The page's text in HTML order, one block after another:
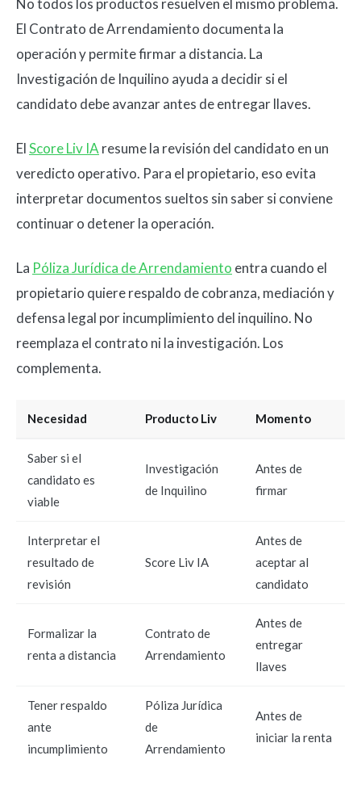
No todos los productos resuelven el mismo problema.
El Contrato de Arrendamiento documenta la
operación y permite firmar a distancia. La
Investigación de Inquilino ayuda a decidir si el
candidato debe avanzar antes de entregar llaves.
ElScore Liv IA resume la revisión del candidato en un
veredicto operativo. Para el propietario, eso evita
interpretar documentos sueltos sin saber si conviene
continuar o detener la operación.
La Póliza Jurídica de Arrendamiento entra cuando el
propietario quiere respaldo de cobranza, mediación y
defensa legal por incumplimiento del inquilino. No
reemplaza el contrato ni la investigación. Los
complementa.
Necesidad Producto Liv Momento
Saber si el
candidato es
viable
Investigación
de Inquilino
Antes de
firmar
Interpretar el
resultado de
revisión
Score Liv IA
Antes de
aceptar al
candidato
Formalizar la
renta a distancia
Contrato de
Arrendamiento
Antes de
entregar
llaves
Tener respaldo
ante
incumplimiento
Póliza Jurídica
de
Arrendamiento
Antes de
iniciar la renta